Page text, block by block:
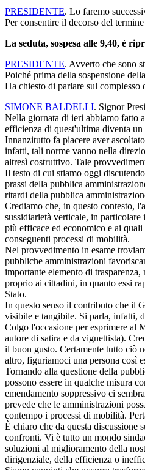
PRESIDENTE. Lo faremo
Per consentire il decorso del
La seduta, sospesa alle 9,40, è
PRESIDENTE. Avverto che sono
Poiché prima della sospensione
Ha chiesto di parlare sul
SIMONE BALDELLI. Signor
Nella giornata di ieri abbiamo fatto
efficienza di quest'ultima diventa
Innanzitutto fa piacere aver
infatti, tali norme vanno nella
altresì costruttivo. Tale
Il testo di cui stiamo oggi
prassi della pubblica
ritardi della pubblica
Crediamo che, in questo contesto,
sussidiarietà verticale, in
più efficace ed economico e ai
conseguenti processi di mobilità.
Nel provvedimento in esame
pubbliche amministrazioni
importante elemento di
proprio ai cittadini, in quanto essi
Stato.
In questo senso il contributo che il
visibile e tangibile. Si parla, infatti,
Colgo l'occasione per esprimere al
autore di satira e da vignettista).
il buon gusto. Certamente tutto ciò
altro, figuriamoci una persona così
Tornando alla questione della
possono essere in qualche misura
emendamento soppressivo ci
prevede che le amministrazioni
contempo i processi di mobilità.
È chiaro che da questa
confronti. Vi è tutto un mondo
soluzioni al miglioramento della
dirigenziale, della efficienza o